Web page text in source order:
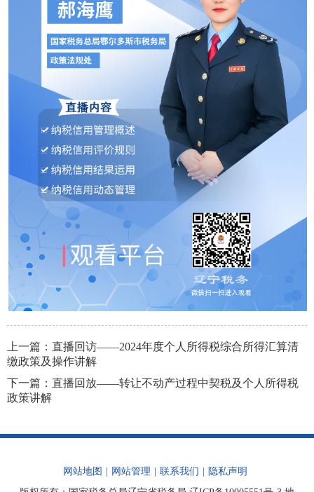
上一篇： 直播回访——2024年度个人所得税综合所得汇算清
缴政策及操作讲解
下一篇： 直播回放——转让不动产过程中契税及个人所得税
政策讲解
网站地图 网站管理 联系我们
隐私声明